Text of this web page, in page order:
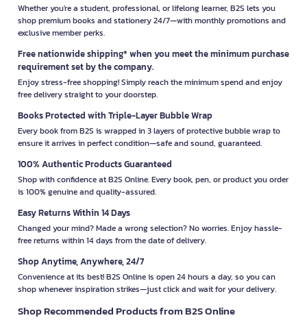
Whether you're a student, professional, or lifelong learner, B2S lets you
shop premium books and stationery 24/7—with monthly promotions and
exclusive member perks.
Free nationwide shipping* when you meet the minimum purchase
requirement set by the company.
Enjoy stress-free shopping! Simply reach the minimum spend and enjoy
free delivery straight to your doorstep.
Books Protected with Triple-Layer Bubble Wrap
Every book from B2S is wrapped in 3 layers of protective bubble wrap to
ensure it arrives in perfect condition—safe and sound, guaranteed.
100% Authentic Products Guaranteed
Shop with confidence at B2S Online. Every book, pen, or product you order
is 100% genuine and quality-assured.
Easy Returns Within 14 Days
Changed your mind? Made a wrong selection? No worries. Enjoy hassle-
free returns within 14 days from the date of delivery.
Shop Anytime, Anywhere, 24/7
Convenience at its best! B2S Online is open 24 hours a day, so you can
shop whenever inspiration strikes—just click and wait for your delivery.
Shop Recommended Products from B2S Online